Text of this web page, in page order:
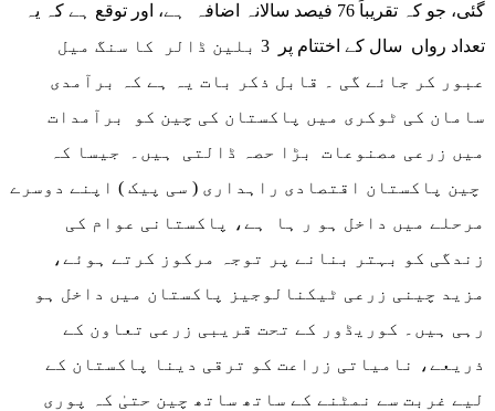
گئی، جو کہ تقریباً 76 فیصد سالانہ اضافہ ہے، اور توقع ہے کہ یہ
تعداد رواں سال کے اختتام پر 3 بلین ڈالر کا سنگ میل
عبور کر جائے گی ۔ قابل ذکر بات یہ ہے کہ برآمدی
سامان کی ٹوکری میں پاکستان کی چین کو برآمدات
میں زرعی مصنوعات بڑا حصہ ڈالتی ہیں۔ جیسا کہ
چین پاکستان اقتصادی راہداری ( سی پیک ) اپنے دوسرے
مرحلے میں داخل ہو ر ہا ہے، پاکستانی عوام کی
زندگی کو بہتر بنانے پر توجہ مرکوز کرتے ہوئے،
مزید چینی زرعی ٹیکنالوجیز پاکستان میں داخل ہو
رہی ہیں۔ کوریڈور کے تحت قریبی زرعی تعاون کے
ذریعے، نامیاتی زراعت کو ترقی دینا پاکستان کے
لیے غربت سے نمٹنے کے ساتھ ساتھ چین حتیٰ کہ پوری